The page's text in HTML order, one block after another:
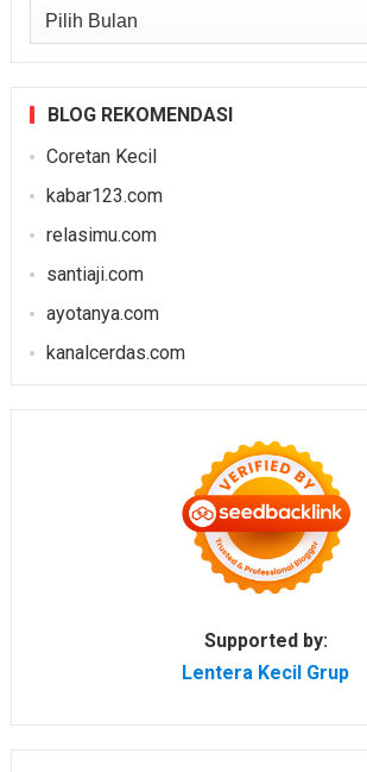
Arsip
BLOG REKOMENDASI
Coretan Kecil
kabar123.com
relasimu.com
santiaji.com
ayotanya.com
kanalcerdas.com
Supported by:
Lentera Kecil Grup